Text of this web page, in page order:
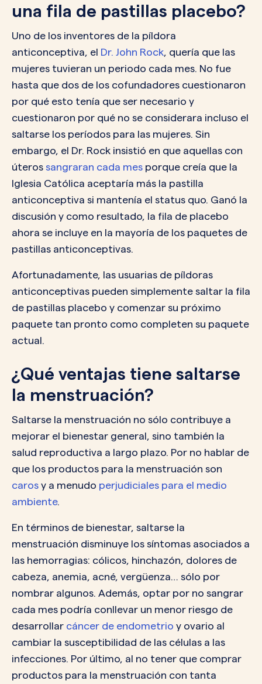
una fila de pastillas placebo?
Uno de los inventores de la píldora
anticonceptiva, el Dr. John Rock, quería que las
mujeres tuvieran un periodo cada mes. No fue
hasta que dos de los cofundadores cuestionaron
por qué esto tenía que ser necesario y
cuestionaron por qué no se considerara incluso el
saltarse los períodos para las mujeres. Sin
embargo, el Dr. Rock insistió en que aquellas con
úteros sangraran cada mes porque creía que la
Iglesia Católica aceptaría más la pastilla
anticonceptiva si mantenía el status quo. Ganó la
discusión y como resultado, la fila de placebo
ahora se incluye en la mayoría de los paquetes de
pastillas anticonceptivas.
Afortunadamente, las usuarias de píldoras
anticonceptivas pueden simplemente saltar la fila
de pastillas placebo y comenzar su próximo
paquete tan pronto como completen su paquete
actual.
¿Qué ventajas tiene saltarse
la menstruación?
Saltarse la menstruación no sólo contribuye a
mejorar el bienestar general, sino también la
salud reproductiva a largo plazo. Por no hablar de
que los productos para la menstruación son
caros y a menudo perjudiciales para el medio
ambiente.
En términos de bienestar, saltarse la
menstruación disminuye los síntomas asociados a
las hemorragias: cólicos, hinchazón, dolores de
cabeza, anemia, acné, vergüenza… sólo por
nombrar algunos. Además, optar por no sangrar
cada mes podría conllevar un menor riesgo de
desarrollar cáncer de endometrio y ovario al
cambiar la susceptibilidad de las células a las
infecciones. Por último, al no tener que comprar
productos para la menstruación con tanta